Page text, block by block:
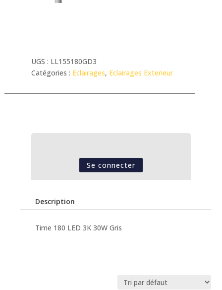
UGS : LL155180GD3
Catégories : Eclairages, Eclairages Exterieur
Se connecter
Description
Time 180 LED 3K 30W Gris